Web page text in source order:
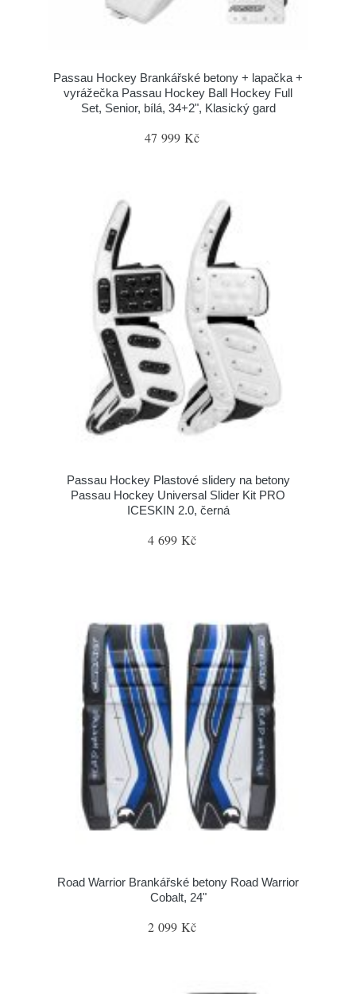
Passau Hockey Brankářské betony + lapačka +
vyrážečka Passau Hockey Ball Hockey Full
Set, Senior, bílá, 34+2", Klasický gard
47 999 Kč
Passau Hockey Plastové slidery na betony
Passau Hockey Universal Slider Kit PRO
ICESKIN 2.0, černá
4 699 Kč
Road Warrior Brankářské betony Road Warrior
Cobalt, 24"
2 099 Kč